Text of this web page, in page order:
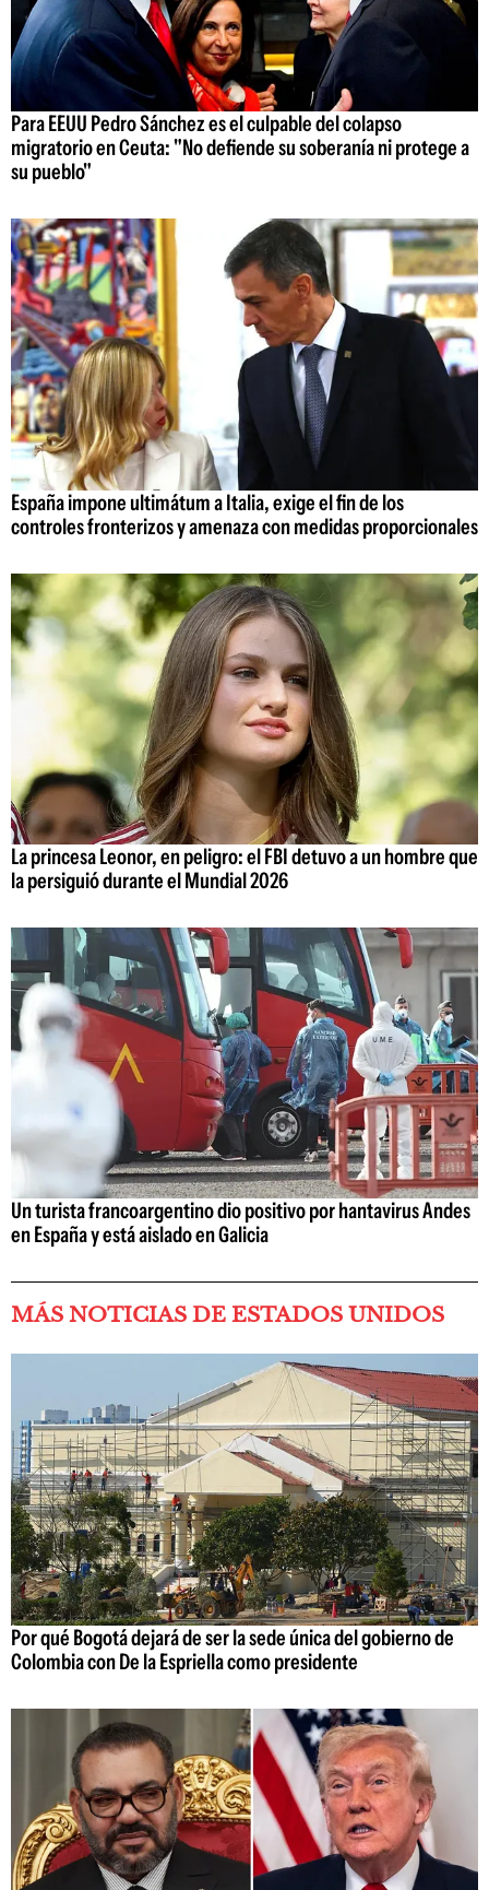
Para EEUU Pedro Sánchez es el culpable del colapso
migratorio en Ceuta: "No defiende su soberanía ni protege a
su pueblo"
España impone ultimátum a Italia, exige el fin de los
controles fronterizos y amenaza con medidas proporcionales
La princesa Leonor, en peligro: el FBI detuvo a un hombre que
la persiguió durante el Mundial 2026
Un turista francoargentino dio positivo por hantavirus Andes
en España y está aislado en Galicia
MÁS NOTICIAS DE ESTADOS UNIDOS
Por qué Bogotá dejará de ser la sede única del gobierno de
Colombia con De la Espriella como presidente